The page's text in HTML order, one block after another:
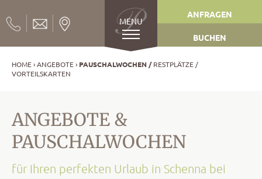
MENU
ANFRAGEN
BUCHEN
HOME ANGEBOTE PAUSCHALWOCHEN
RESTPLÄTZE
VORTEILSKARTEN
ANGEBOTE &
PAUSCHALWOCHEN
für Ihren perfekten Urlaub in Schenna bei